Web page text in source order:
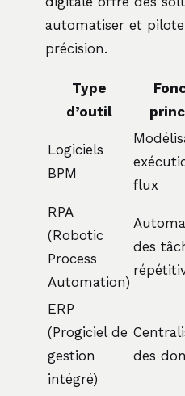
automatiser et
précision.
Type
d’outil
Logiciels
BPM
flux
RPA
(Robotic
Process
Automation)
des
ERP
(Progiciel de
gestion
intégré)
des